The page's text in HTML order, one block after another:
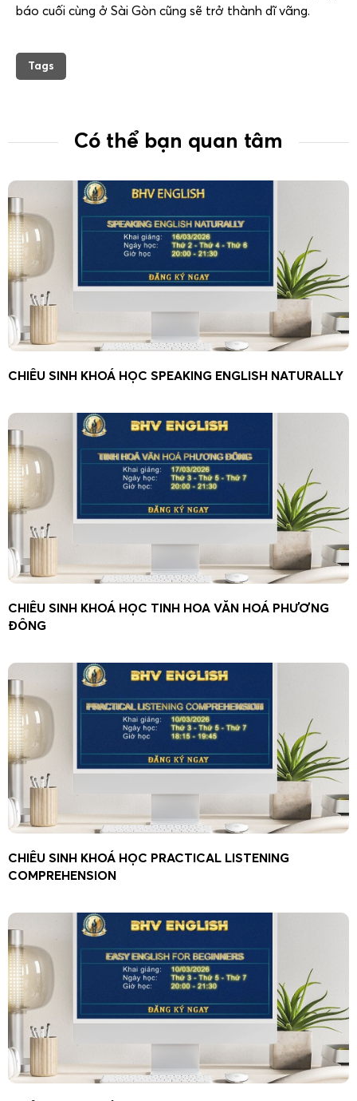
báo cuối cùng ở Sài Gòn cũng sẽ trở thành dĩ vãng.
Tags
Có thể bạn quan tâm
CHIÊU SINH KHOÁ HỌC SPEAKING ENGLISH NATURALLY
CHIÊU SINH KHOÁ HỌC TINH HOA VĂN HOÁ PHƯƠNG
ĐÔNG
CHIÊU SINH KHOÁ HỌC PRACTICAL LISTENING
COMPREHENSION